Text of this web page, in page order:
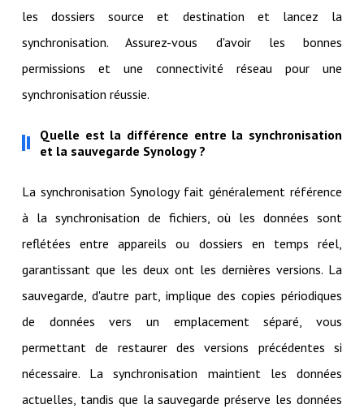
les dossiers source et destination et lancez la
synchronisation. Assurez-vous d'avoir les bonnes
permissions et une connectivité réseau pour une
synchronisation réussie.
Quelle est la différence entre la synchronisation
et la sauvegarde Synology ?
La synchronisation Synology fait généralement référence
à la synchronisation de fichiers, où les données sont
reflétées entre appareils ou dossiers en temps réel,
garantissant que les deux ont les dernières versions. La
sauvegarde, d'autre part, implique des copies périodiques
de données vers un emplacement séparé, vous
permettant de restaurer des versions précédentes si
nécessaire. La synchronisation maintient les données
actuelles, tandis que la sauvegarde préserve les données